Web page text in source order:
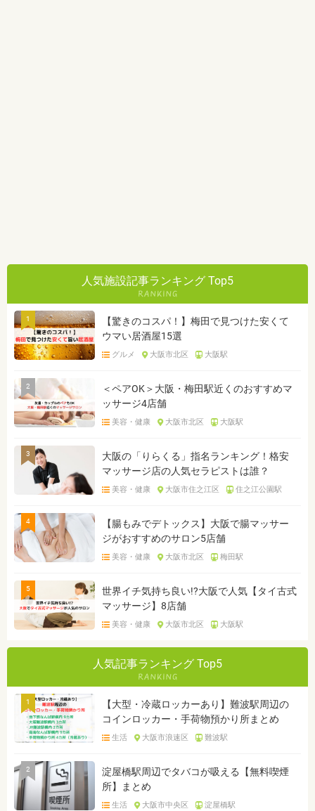
人気施設記事ランキング Top5
1
【驚きのコスパ！】梅田で見つけた安くて
ウマい居酒屋15選
グルメ 大阪市北区 大阪駅
2
＜ペアOK＞大阪・梅田駅近くのおすすめマ
ッサージ4店舗
美容・健康 大阪市北区 大阪駅
3
大阪の「りらくる」指名ランキング！格安
マッサージ店の人気セラピストは誰？
美容・健康 大阪市住之江区 住之江公園駅
4
【腸もみでデトックス】大阪で腸マッサー
ジがおすすめのサロン5店舗
美容・健康 大阪市北区 梅田駅
5
世界イチ気持ち良い!?大阪で人気【タイ古式
マッサージ】8店舗
美容・健康 大阪市北区 大阪駅
人気記事ランキング Top5
1
【大型・冷蔵ロッカーあり】難波駅周辺の
コインロッカー・手荷物預かり所まとめ
生活 大阪市浪速区 難波駅
2
淀屋橋駅周辺でタバコが吸える【無料喫煙
所】まとめ
生活 大阪市中央区 淀屋橋駅